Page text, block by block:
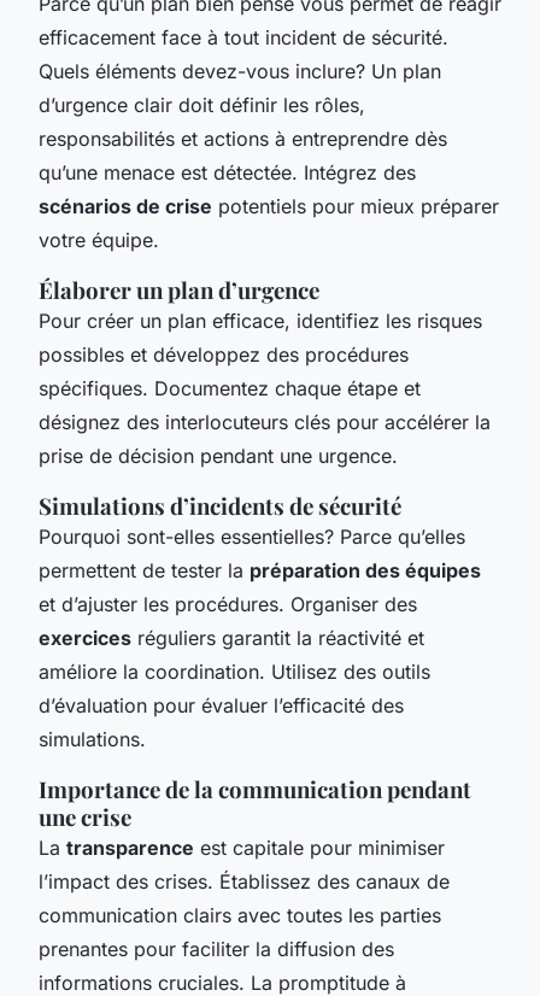
efficacement face à tout incident de sécurité.
Quels éléments devez-vous inclure? Un plan
d’urgence clair doit définir les rôles,
responsabilités et actions à entreprendre dès
qu’une menace est détectée. Intégrez des
scénarios de crise potentiels pour mieux préparer
votre équipe.
Élaborer un plan d’urgence
Pour créer un plan efficace, identifiez les risques
possibles et développez des procédures
spécifiques. Documentez chaque étape et
désignez des interlocuteurs clés pour accélérer la
prise de décision pendant une urgence.
Simulations d’incidents de sécurité
Pourquoi sont-elles essentielles? Parce qu’elles
permettent de tester la préparation des équipes
et d’ajuster les procédures. Organiser des
exercices réguliers garantit la réactivité et
améliore la coordination. Utilisez des outils
d’évaluation pour évaluer l’efficacité des
simulations.
Importance de la communication pendant
une crise
La transparence est capitale pour minimiser
l’impact des crises. Établissez des canaux de
communication clairs avec toutes les parties
prenantes pour faciliter la diffusion des
informations cruciales. La promptitude à